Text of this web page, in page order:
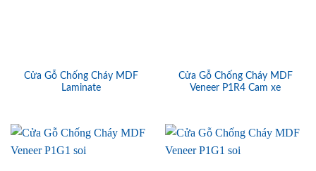
Cửa Gỗ Chống Cháy MDF
Laminate
Cửa Gỗ Chống Cháy MDF
Veneer P1R4 Cam xe